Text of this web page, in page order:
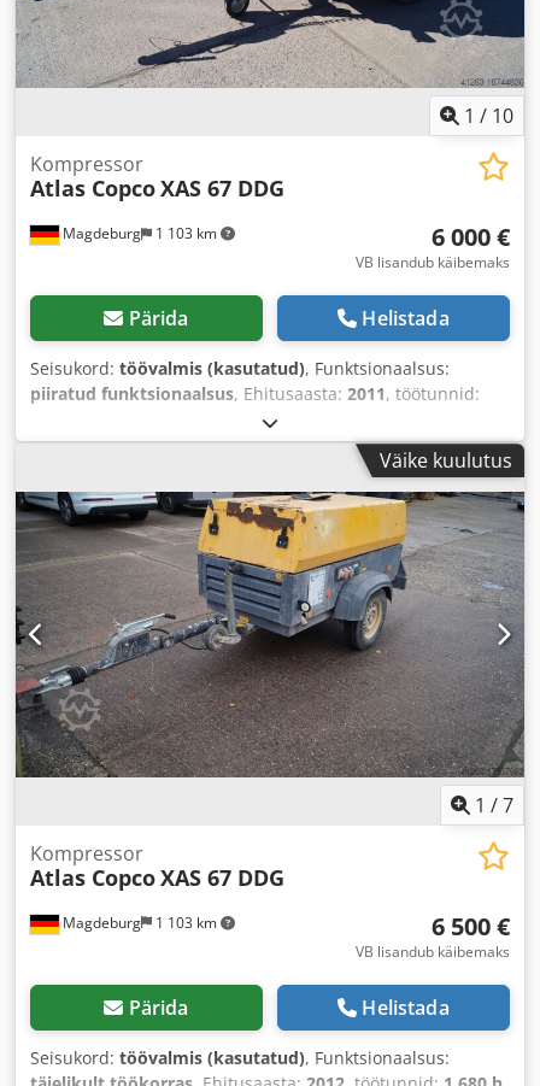
1 / 10
Magdeburg 1 103 km
Kompressor
Atlas CopcoXAS 67 DDG
6 000 €
VB lisandub käibemaks
Pärida Helistada
Seisukord: töövalmis (kasutatud), Funktsionaalsus:
piiratud funktsionaalsus, Ehitusaasta: 2011, töötunnid:
tahmafilter,
Väike kuulutus
1 /7
Magdeburg 1 103 km
Kompressor
Atlas CopcoXAS 67 DDG
6 500 €
VB lisandub käibemaks
Pärida Helistada
Seisukord: töövalmis (kasutatud), Funktsionaalsus: